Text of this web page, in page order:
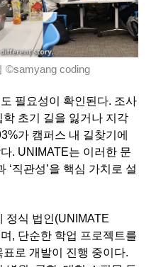
©samyang coding
필요성이 확인된다. 조사
초기 길을 잃거나 지각
가 캠퍼스 내 길찾기에
. UNIMATE는 이러한 문
‘직관성’을 핵심 가치로 설
정식 법인(UNIMATE
, 단순한 학업 프로젝트를
로 개발이 진행 중이다.